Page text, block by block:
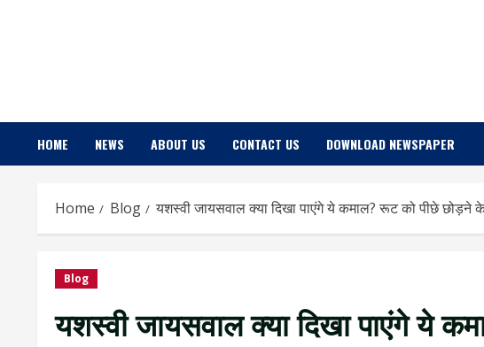
HOME NEWS ABOUT US CONTACT US DOWNLOAD NEWSPAPER
Home Blog यशस्वी जायसवाल क्या दिखा पाएंगे ये कमाल? रूट को पीछे छोड़ने
Blog
यशस्वी जायसवाल क्या दिखा पाएंगे ये